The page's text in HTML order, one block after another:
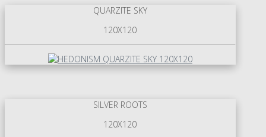
QUARZITE SKY
120X120
SILVER ROOTS
120X120